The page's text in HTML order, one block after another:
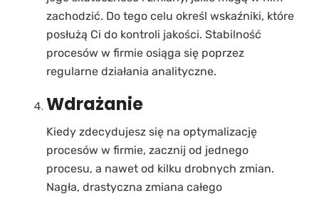
zachodzić. Do tego celu określ wskaźniki, które
posłużą Ci do kontroli jakości. Stabilność
procesów w firmie osiąga się poprzez
regularne działania analityczne.
Wdrażanie
Kiedy zdecydujesz się na optymalizację
procesów w firmie, zacznij od jednego
procesu, a nawet od kilku drobnych zmian.
Nagła, drastyczna zmiana całego